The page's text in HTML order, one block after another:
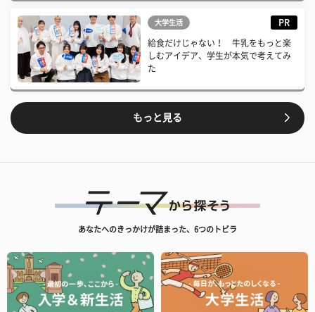
大学生活 PR
給食だけじゃない！ 牛乳をもっと楽
しむアイデア、学生が本気で考えてみ
た
もっと見る
あなたへのきっかけが詰まった、6つのトビラ